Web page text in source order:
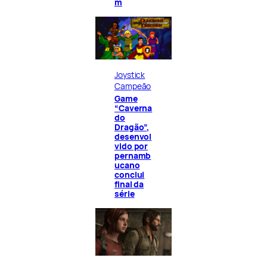
Joystick
Campeão
Game
“Caverna
do
Dragão”,
desenvol
vido por
pernamb
ucano
conclui
final da
série